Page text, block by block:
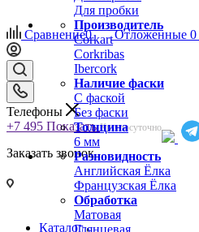
Для пробки
Производитель
Corkart
Corkribas
Ibercork
Наличие фаски
С фаской
Без фаски
Толщина
6 мм
Разновидность
Английская Ёлка
Французская Ёлка
Обработка
Матовая
Глянцевая
Сравнение0 Отложенные 0
Телефоны
+7 495 Показать Круглосуточно
Заказать звонок
Каталог